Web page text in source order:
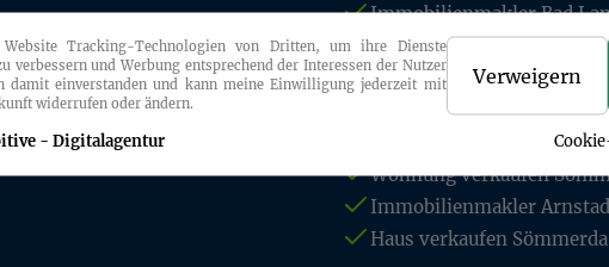
Tracking-Technologien von Dritten, um ihre Dienste
verbessern und Werbung entsprechend der Interessen der Nutzer
damit einverstanden und kann meine Einwilligung jederzeit mit
widerrufen oder ändern.
Verweigern
- Digitalagentur
Immobilienmakler Bad
Haus verkaufen Bad
Wohnung verkaufen Bad
Grundstücksverkauf Bad
Immobilienmakler
Wohnung verkaufen
Immobilienmakler
Haus verkaufen Sömmerda